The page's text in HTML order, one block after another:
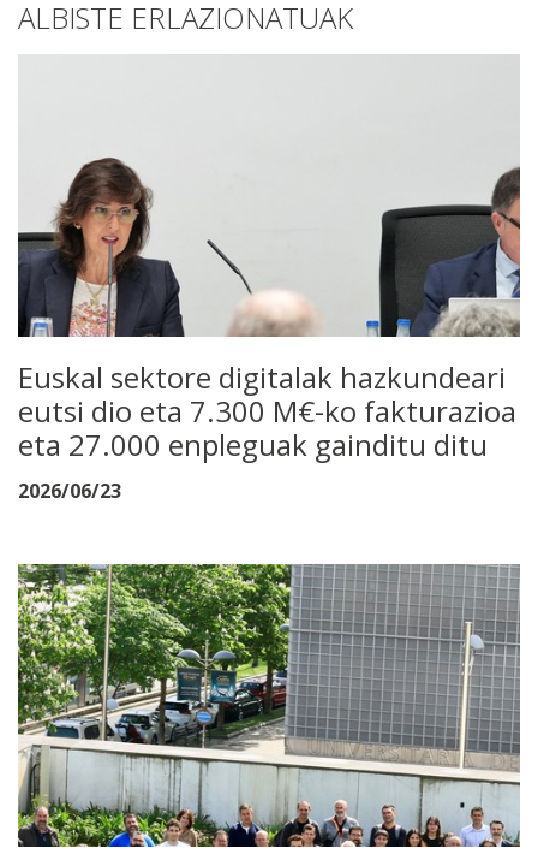
ALBISTE ERLAZIONATUAK
Euskal sektore digitalak hazkundeari
eutsi dio eta 7.300 M€-ko fakturazioa
eta 27.000 enpleguak gainditu ditu
2026/06/23